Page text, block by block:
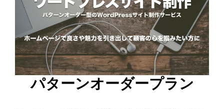
パターンオーダープラン